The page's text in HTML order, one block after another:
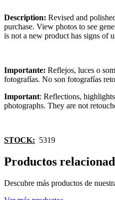
Description: Revised and
purchase. View photos to see
is not a new product has signs of
Importante: Reflejos, luces o
fotografías. No son fotografías
Important: Reflections,
photographs. They are not
STOCK: 5319
Productos
Descubre más productos de